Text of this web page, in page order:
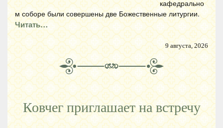
кафедрально
м соборе были совершены две Божественные литургии.
Читать…
9 августа, 2026
Ковчег приглашает на встречу